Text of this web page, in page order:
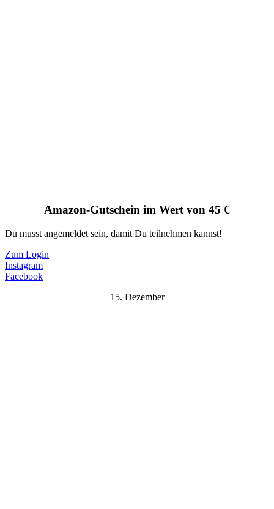
Amazon-Gutschein im Wert von 45 €
Du musst angemeldet sein, damit Du teilnehmen kannst!
Zum Login
Instagram
Facebook
15. Dezember